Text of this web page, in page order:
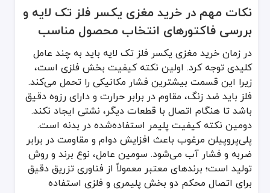
نکات مهم در خرید مغزی یکسر فلز تک لایه و
بررسی فاکتورهای انتخاب محصول مناسب
در زمان خرید مغزی یکسر فلز تک لایه باید به چند عامل
کلیدی توجه کرد. اولین نکته کیفیت بخش فلزی است،
زیرا این قسمت بیشترین فشار مکانیکی را تحمل می‌کند.
فلز باید ضد زنگ، مقاوم در برابر حرارت و دارای رزوه دقیق
باشد تا هنگام اتصال با قطعات دیگر، نشتی ایجاد نکند.
دومین نکته کیفیت پلیمر استفاده‌شده در بدنه است.
پلی‌پروپیلن مرغوب باعث افزایش دوام و مقاومت در برابر
ضربه و فشار آب می‌شود. سومین عامل، نوع برند و روش
تولید است؛ برندهای معتبر معمولاً از فناوری تزریق دقیق
برای اتصال محکم دو بخش پلیمری و فلزی استفاده